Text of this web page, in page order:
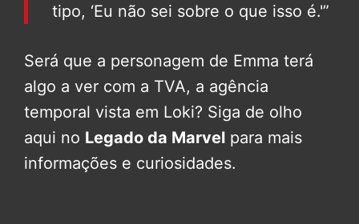
tipo, ‘Eu não sei sobre o que isso é.'”
Será que a personagem de Emma terá
algo a ver com a TVA, a agência
temporal vista em Loki? Siga de olho
aqui no Legado da Marvel para mais
informações e curiosidades.